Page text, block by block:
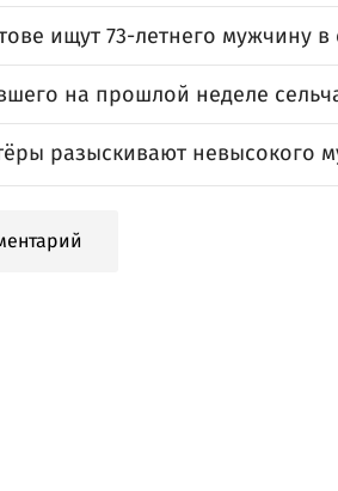
ищут 73-летнего мужчину
на прошлой неделе
разыскивают невысокого